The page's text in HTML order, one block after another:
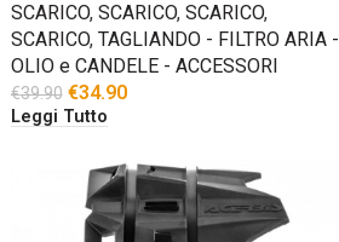
SCARICO, SCARICO, SCARICO,
SCARICO, TAGLIANDO - FILTRO ARIA -
OLIO e CANDELE - ACCESSORI
€39.90 €34.90
Leggi Tutto